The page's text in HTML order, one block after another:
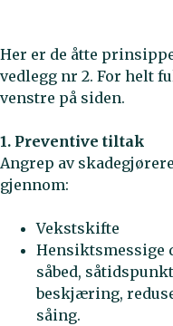
Her er de åtte
vedlegg nr 2. For helt
venstre på siden.
1. Preventive tiltak
Angrep av
gjennom:
Vekstskifte
Hensiktsmessige
såbed,
beskjæring,
såing.